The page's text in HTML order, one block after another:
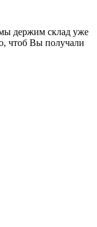
держим склад уже
чтоб Вы получали